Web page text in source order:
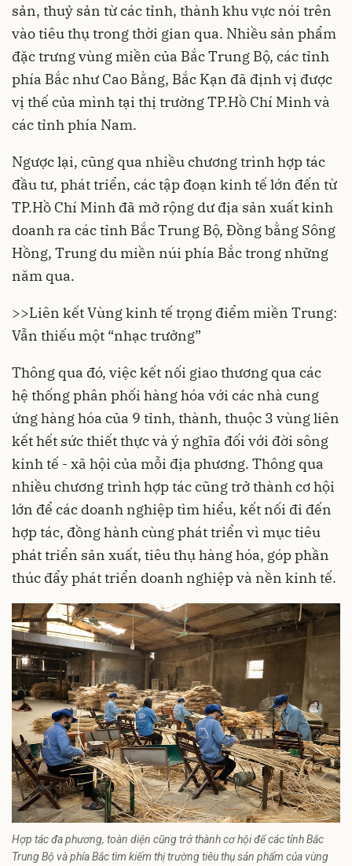
sản, thuỷ sản từ các tỉnh, thành khu vực nói trên
vào tiêu thụ trong thời gian qua. Nhiều sản phẩm
đặc trưng vùng miền của Bắc Trung Bộ, các tỉnh
phía Bắc như Cao Bằng, Bắc Kạn đã định vị được
vị thế của mình tại thị trường TP.Hồ Chí Minh và
các tỉnh phía Nam.
Ngược lại, cũng qua nhiều chương trình hợp tác
đầu tư, phát triển, các tập đoạn kinh tế lớn đến từ
TP.Hồ Chí Minh đã mở rộng dư địa sản xuất kinh
doanh ra các tỉnh Bắc Trung Bộ, Đồng bằng Sông
Hồng, Trung du miền núi phía Bắc trong những
năm qua.
>>Liên kết Vùng kinh tế trọng điểm miền Trung:
Vẫn thiếu một “nhạc trưởng”
Thông qua đó, việc kết nối giao thương qua các
hệ thống phân phối hàng hóa với các nhà cung
ứng hàng hóa của 9 tỉnh, thành, thuộc 3 vùng liên
kết hết sức thiết thực và ý nghĩa đối với đời sông
kinh tế - xã hội của mỗi địa phương. Thông qua
nhiều chương trình hợp tác cũng trở thành cơ hội
lớn để các doanh nghiệp tìm hiểu, kết nối đi đến
hợp tác, đồng hành cùng phát triển vì mục tiêu
phát triển sản xuất, tiêu thụ hàng hóa, góp phần
thúc đẩy phát triển doanh nghiệp và nền kinh tế.
Hợp tác đa phương, toàn diện cũng trở thành cơ hội để các tỉnh Bắc
Trung Bộ và phía Bắc tìm kiếm thị trường tiêu thụ sản phẩm của vùng